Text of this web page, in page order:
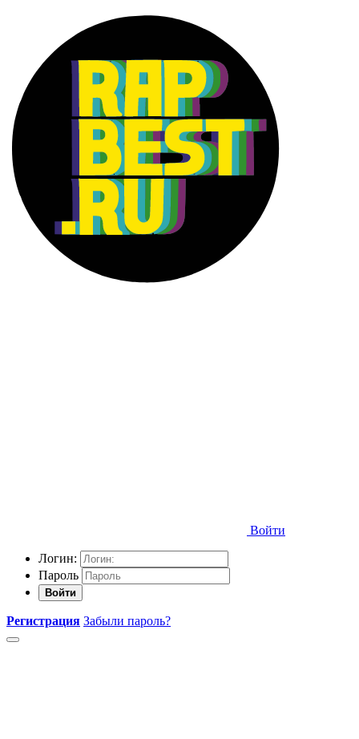
Войти
Логин:
Пароль
Войти
Регистрация Забыли пароль?